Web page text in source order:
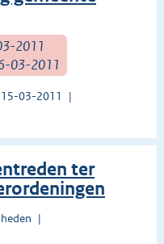
2011
03-2011
03-2011
ter